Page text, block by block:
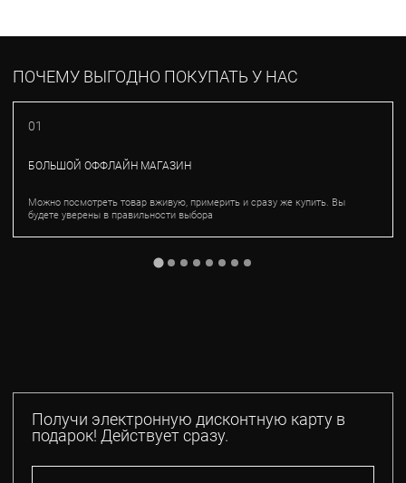
ПОЧЕМУ ВЫГОДНО ПОКУПАТЬ У НАС
01
БОЛЬШОЙ ОФФЛАЙН МАГАЗИН
Можно посмотреть товар вживую, примерить и сразу же купить. Вы
будете уверены в правильности выбора
Получи электронную дисконтную карту в
подарок! Действует сразу.